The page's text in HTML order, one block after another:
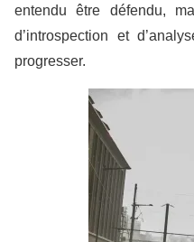
entendu être défendu,
d’introspection et
progresser.